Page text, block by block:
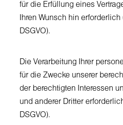
für die Erfüllung eines
Ihren Wunsch hin
DSGVO).
Die Verarbeitung Ihrer
für die Zwecke unserer
der berechtigten Interessen
und anderer Dritter
DSGVO).